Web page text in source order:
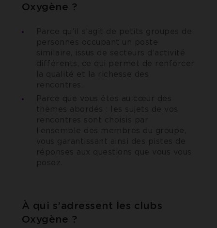
Oxygène ?
Parce qu’il s’agit de petits groupes de
personnes occupant un poste
similaire, issus de secteurs d’activité
différents, ce qui permet de renforcer
la qualité et la richesse des
rencontres.
Parce que vous êtes au cœur des
thèmes abordés : les sujets de vos
rencontres sont choisis par
l’ensemble des membres du groupe,
vous garantissant ainsi des pistes de
réponses aux questions que vous vous
posez.
À qui s’adressent les clubs
Oxygène ?